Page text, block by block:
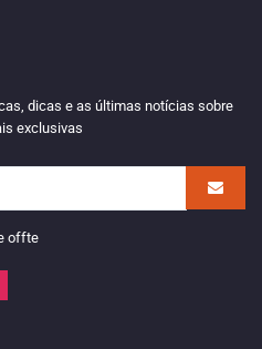
dicas e as últimas notícias sobre
exclusivas
offte